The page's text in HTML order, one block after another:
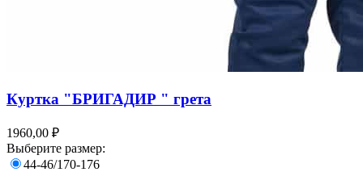
Куртка "БРИГАДИР " грета
1960,00 ₽
Выберите размер:
44-46/170-176